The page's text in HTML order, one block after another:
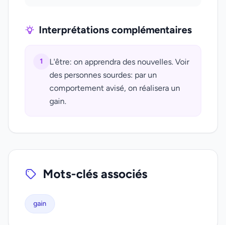
Interprétations complémentaires
1
L'être: on apprendra des nouvelles. Voir
des personnes sourdes: par un
comportement avisé, on réalisera un
gain.
Mots-clés associés
gain